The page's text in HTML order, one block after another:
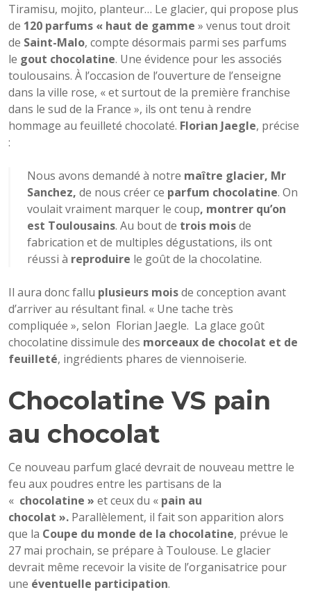
Tiramisu, mojito, planteur… Le glacier, qui propose plus
de 120 parfums « haut de gamme » venus tout droit
de Saint-Malo, compte désormais parmi ses parfums
le gout chocolatine. Une évidence pour les associés
toulousains. À l’occasion de l’ouverture de l’enseigne
dans la ville rose, « et surtout de la première franchise
dans le sud de la France », ils ont tenu à rendre
hommage au feuilleté chocolaté. Florian Jaegle, précise
:
Nous avons demandé à notre maître glacier, Mr
Sanchez, de nous créer ce parfum chocolatine. On
voulait vraiment marquer le coup, montrer qu’on
est Toulousains. Au bout de trois moisde
fabrication et de multiples dégustations, ils ont
réussi à reproduire le goût de la chocolatine.
Il aura donc fallu plusieurs moisde conception avant
d’arriver au résultant final. « Une tache très
compliquée », selon Florian Jaegle. La glace goût
chocolatine dissimule des morceaux de chocolat et de
feuilleté, ingrédients phares de viennoiserie.
Chocolatine VS pain
au chocolat
Ce nouveau parfum glacé devrait de nouveau mettre le
feu aux poudres entre les partisans de la
« chocolatine » et ceux du « pain au
chocolat ». Parallèlement, il fait son apparition alors
que la Coupe du monde de la chocolatine, prévue le
27 mai prochain, se prépare à Toulouse. Le glacier
devrait même recevoir la visite de l’organisatrice pour
une éventuelle participation.